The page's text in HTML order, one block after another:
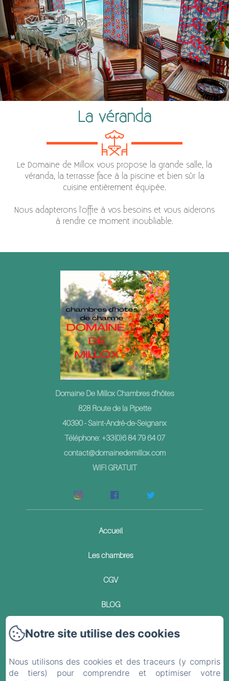
La véranda
Le Domaine de Millox vous propose la grande salle, la
véranda, la terrasse face à la piscine et bien sûr la
cuisine entièrement équipée.
Nous adapterons l'offre à vos besoins et vous aiderons
à rendre ce moment inoubliable.
Domaine De Millox Chambres d'hôtes
828 Route de la Pipette
40390 - Saint-André-de-Seignanx
Téléphone: +33(0)6 84 79 64 07
contact@domainedemillox.com
WIFI GRATUIT
Accueil
Les chambres
CGV
BLOG
Contact
Informations légales
Notre site utilise des cookies
Nous utilisons des cookies et des traceurs (y compris
de tiers) pour comprendre et optimiser votre